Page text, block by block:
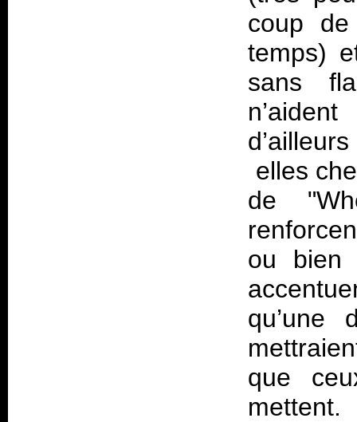
coup
temps)
sans
elles
de
ou bien
qu’une
que
mettent.